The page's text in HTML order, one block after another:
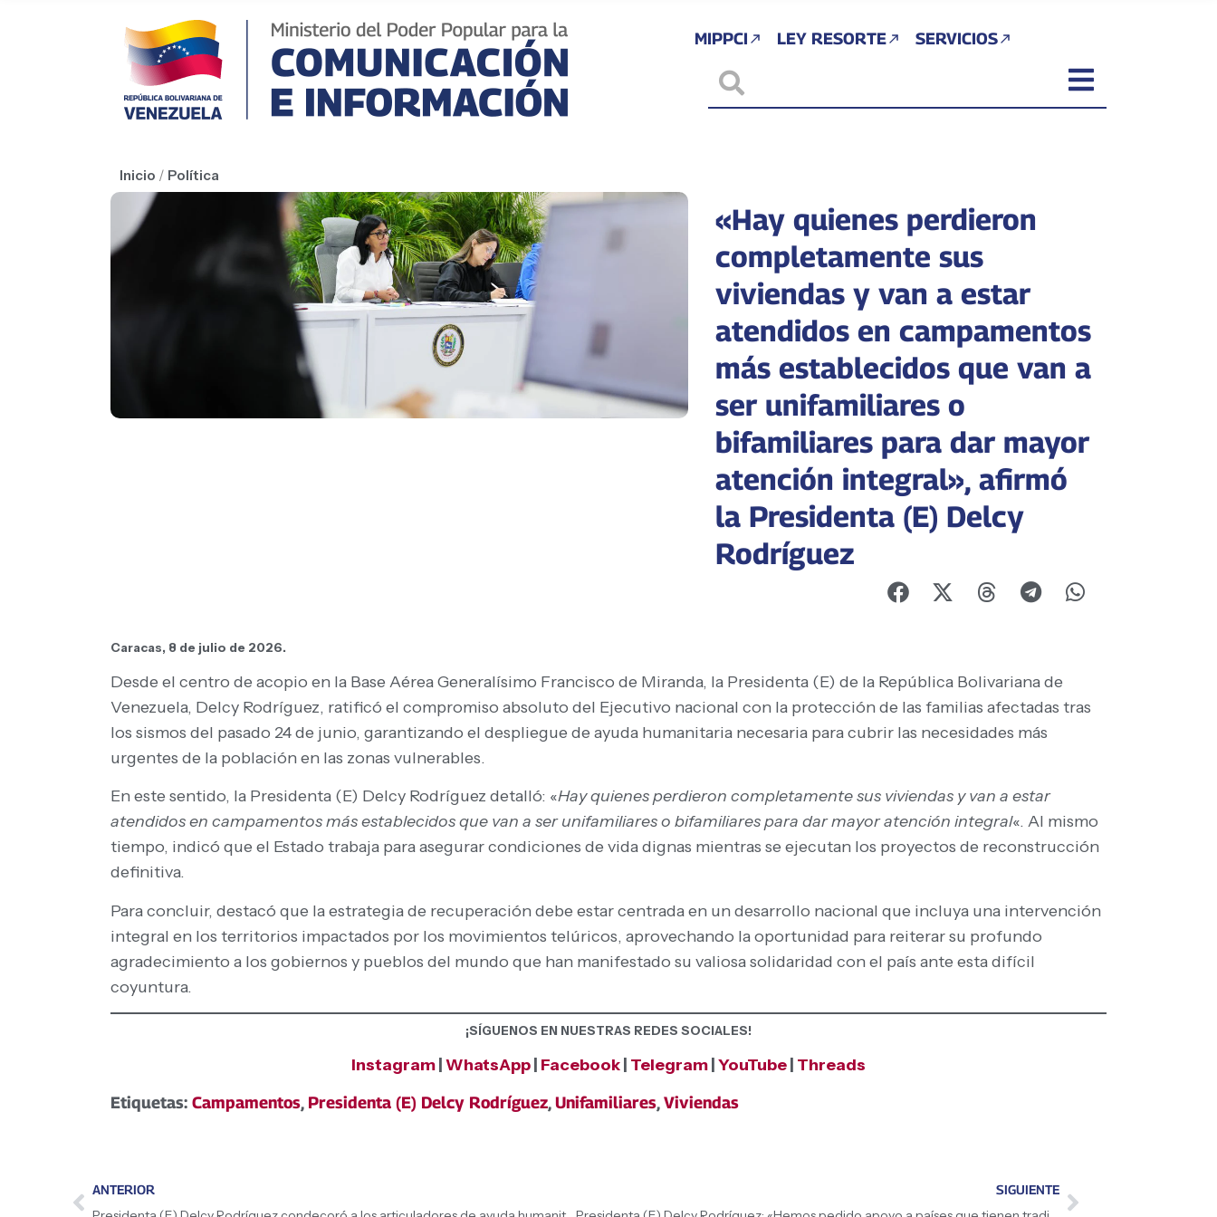
MIPPCI LEY RESORTE SERVICIOS
Inicio / Política
«Hay quienes perdieron
completamente sus
viviendas y van a estar
atendidos en campamentos
más establecidos que van a
ser unifamiliares o
bifamiliares para dar mayor
atención integral», afirmó
la Presidenta (E) Delcy
Rodríguez
Caracas, 8 de julio de 2026.
Desde el centro de acopio en la Base Aérea Generalísimo Francisco de Miranda, la Presidenta (E) de la República Bolivariana de
Venezuela, Delcy Rodríguez, ratificó el compromiso absoluto del Ejecutivo nacional con la protección de las familias afectadas tras
los sismos del pasado 24 de junio, garantizando el despliegue de ayuda humanitaria necesaria para cubrir las necesidades más
urgentes de la población en las zonas vulnerables.
En este sentido, la Presidenta (E) Delcy Rodríguez detalló: «Hay quienes perdieron completamente sus viviendas y van a estar
atendidos en campamentos más establecidos que van a ser unifamiliares o bifamiliares para dar mayor atención integral«. Al mismo
tiempo, indicó que el Estado trabaja para asegurar condiciones de vida dignas mientras se ejecutan los proyectos de reconstrucción
definitiva.
Para concluir, destacó que la estrategia de recuperación debe estar centrada en un desarrollo nacional que incluya una intervención
integral en los territorios impactados por los movimientos telúricos, aprovechando la oportunidad para reiterar su profundo
agradecimiento a los gobiernos y pueblos del mundo que han manifestado su valiosa solidaridad con el país ante esta difícil
coyuntura.
¡SÍGUENOS EN NUESTRAS REDES SOCIALES!
Instagram WhatsApp Facebook Telegram YouTube Threads
Etiquetas: Campamentos, Presidenta (E) Delcy Rodríguez,Unifamiliares,Viviendas
ANTERIOR SIGUIENTE